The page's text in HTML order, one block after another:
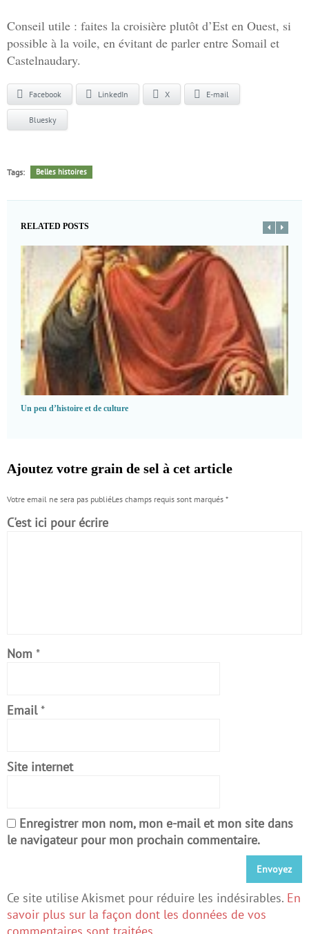
Conseil utile : faites la croisière plutôt d’Est en Ouest, si
possible à la voile, en évitant de parler entre Somail et
Castelnaudary.
Facebook LinkedIn X E-mail
Bluesky
Tags: Belles histoires
RELATED POSTS
Un peu d’histoire et de culture
Ajoutez votre grain de sel à cet article
Votre email ne sera pas publiéLes champs requis sont marqués *
C'est ici pour écrire
Nom *
Email *
Site internet
Enregistrer mon nom, mon e-mail et mon site dans
le navigateur pour mon prochain commentaire.
Ce site utilise Akismet pour réduire les indésirables. En
savoir plus sur la façon dont les données de vos